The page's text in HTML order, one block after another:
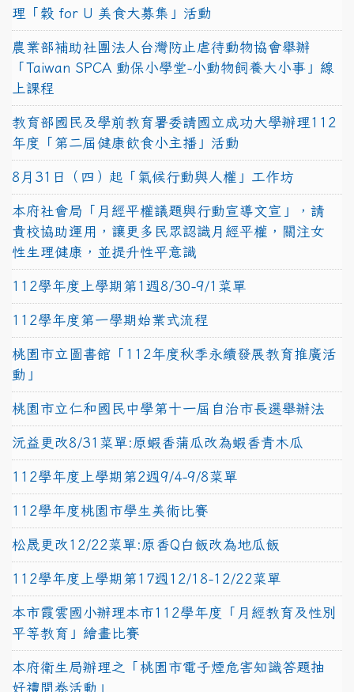
理「穀 for U 美食大募集」活動
農業部補助社團法人台灣防止虐待動物協會舉辦
「Taiwan SPCA 動保小學堂-小動物飼養大小事」線
上課程
教育部國民及學前教育署委請國立成功大學辦理112
年度「第二屆健康飲食小主播」活動
8月31日（四）起「氣候行動與人權」工作坊
本府社會局「月經平權議題與行動宣導文宣」，請
貴校協助運用，讓更多民眾認識月經平權，關注女
性生理健康，並提升性平意識
112學年度上學期第1週8/30-9/1菜單
112學年度第一學期始業式流程
桃園市立圖書館「112年度秋季永續發展教育推廣活
動」
桃園市立仁和國民中學第十一屆自治市長選舉辦法
沅益更改8/31菜單:原蝦香蒲瓜改為蝦香青木瓜
112學年度上學期第2週9/4-9/8菜單
112學年度桃園市學生美術比賽
松晟更改12/22菜單:原香Q白飯改為地瓜飯
112學年度上學期第17週12/18-12/22菜單
本市霞雲國小辦理本市112學年度「月經教育及性別
平等教育」繪畫比賽
本府衛生局辦理之「桃園市電子煙危害知識答題抽
好禮問卷活動」